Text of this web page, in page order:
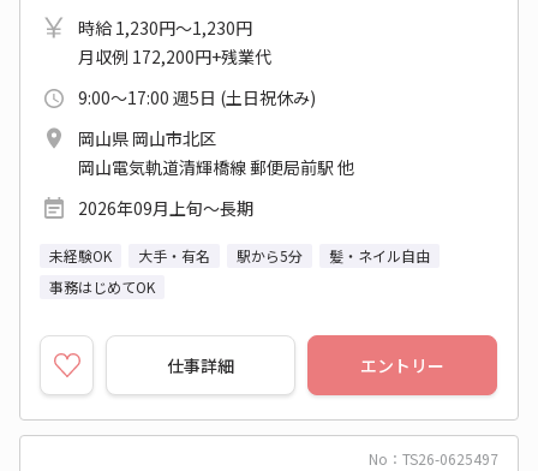
時給 1,230円～1,230円
月収例 172,200円+残業代
9:00～17:00 週5日 (土日祝休み)
岡山県 岡山市北区
岡山電気軌道清輝橋線 郵便局前駅 他
2026年09月上旬～長期
未経験OK 大手・有名 駅から5分
髪・ネイル自由
事務はじめてOK
仕事詳細 エントリー
No：TS26-0625497